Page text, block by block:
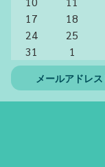
17
18
24
25
31
1
メールアドレス